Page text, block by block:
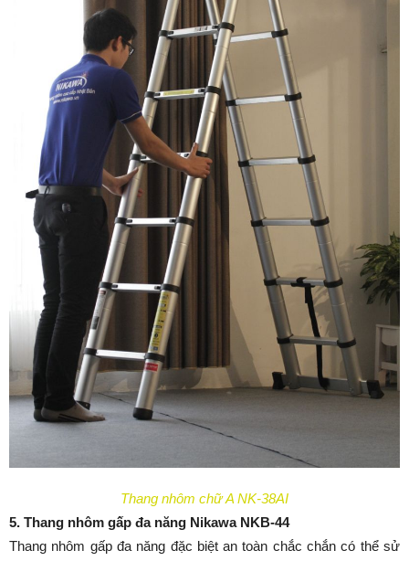
Thang nhôm chữ A NK-38AI
5. Thang nhôm gấp đa năng Nikawa NKB-44
Thang nhôm gấp đa năng đặc biệt an toàn chắc chắn có thể sử